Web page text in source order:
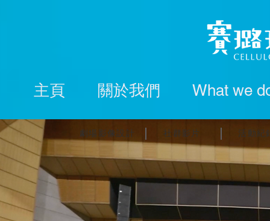
主頁 關於我們 What we
劇場影像設計 社群影片 活動紀